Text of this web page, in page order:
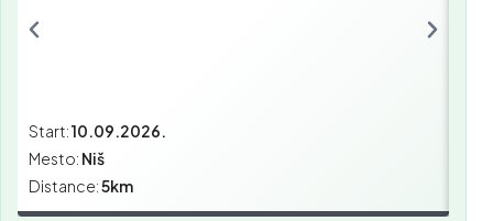
Start:10.09.2026.
Mesto: Niš
Distance:5km